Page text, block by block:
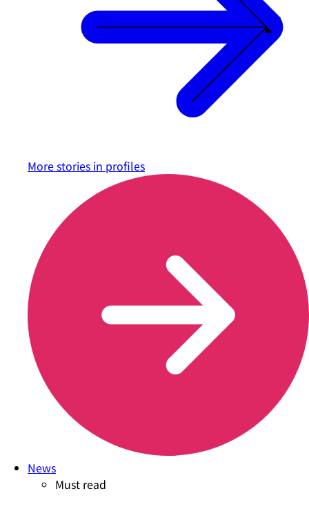
More stories in profiles
News
Must read